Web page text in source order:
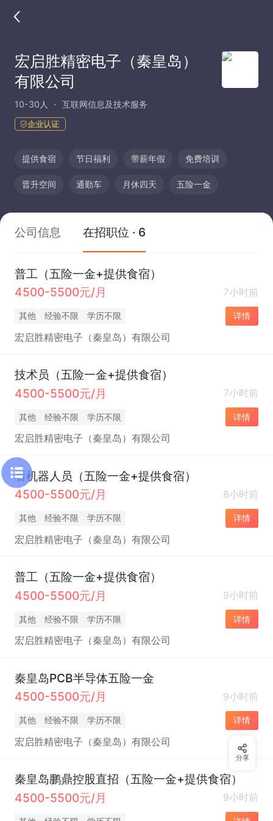
宏启胜精密电子（秦皇岛）
有限公司
10-30人 互联网信息及技术服务
企业认证
提供食宿 节日福利 带薪年假 免费培训
晋升空间 通勤车 月休四天 五险一金
公司信息 在招职位 · 6
普工（五险一金+提供食宿）
4500-5500元/月
7小时前
其他 经验不限 学历不限 详情
宏启胜精密电子（秦皇岛）有限公司
技术员（五险一金+提供食宿）
4500-5500元/月
7小时前
其他 经验不限 学历不限 详情
宏启胜精密电子（秦皇岛）有限公司
看机器人员（五险一金+提供食宿）
4500-5500元/月
8小时前
其他 经验不限 学历不限 详情
宏启胜精密电子（秦皇岛）有限公司
普工（五险一金+提供食宿）
4500-5500元/月
9小时前
其他 经验不限 学历不限 详情
宏启胜精密电子（秦皇岛）有限公司
秦皇岛PCB半导体五险一金
4500-5500元/月
9小时前
其他 经验不限 学历不限 详情
宏启胜精密电子（秦皇岛）有限公司
秦皇岛鹏鼎控股直招（五险一金+提供食宿）
4500-5500元/月
9小时前
分享